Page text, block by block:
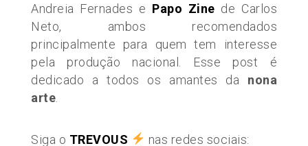
Andreia Fernades e Papo Zine de Carlos
Neto, ambos recomendados
principalmente para quem tem interesse
pela produção nacional. Esse post é
dedicado a todos os amantes da nona
arte
Siga o TREVOUS nas redes sociais: